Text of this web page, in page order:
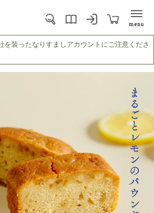
menu
を装ったなりすましアカウントにご注意くださ